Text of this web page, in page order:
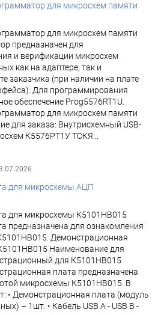
для микросхем памяти
для микросхем памяти
предназначен для
и верификации микросхем
как на адаптере, так и
заказчика (при наличии на плате
Для программирования
обеспечение Prog5576RT1U.
для микросхем памяти
для заказа: Внутрисхемный USB-
К5576РТ1У ТСКЯ...
для микросхемы АЦП
для микросхемы К5101НВ015
предназначена для ознакомления
Демонстрационная
Наименование для
для К5101НВ015
плата предназначена
микросхемы К5101НВ015. В
• Демонстрационная плата (модуль
– 1шт. • Кабель USB A - USB B -